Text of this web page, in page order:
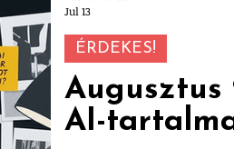
AI-
ÉRDEKES!
Jul 13